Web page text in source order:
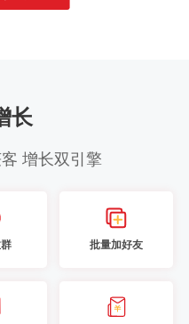
长
增长双引擎
批量加好友